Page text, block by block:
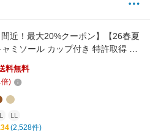
間近！最大20%クーポン】【26春夏
ミソール カップ付き 特許取得 U
ップ 育乳 リブ 盛れる ブラキャミ
大きいサイズ カップ付き ノンワ
ブラ 楽 トップス レディース ホー
ウォーター 夏
料無料
倍)
L LL
(2,528件)